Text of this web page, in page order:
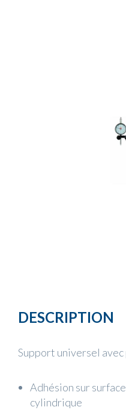
DESCRIPTION
Support universel
Adhésion sur
cylindrique